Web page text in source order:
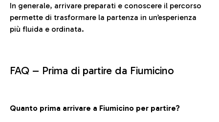
In generale, arrivare preparati e conoscere il percorso
permette di trasformare la partenza in un’esperienza
più fluida e ordinata.
FAQ – Prima di partire da Fiumicino
Quanto prima arrivare a Fiumicino per partire?